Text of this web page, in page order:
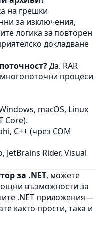
на грешки
за изключения,
логика за повторен
докладване
Да. RAR
процеси
macOS, Linux
Core).
C++ (чрез COM
Rider, Visual
за .NET, можете
възможности за
.NET приложения—
както прости, така и